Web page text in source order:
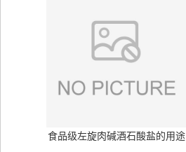
食品级左旋肉碱酒石酸盐的用途